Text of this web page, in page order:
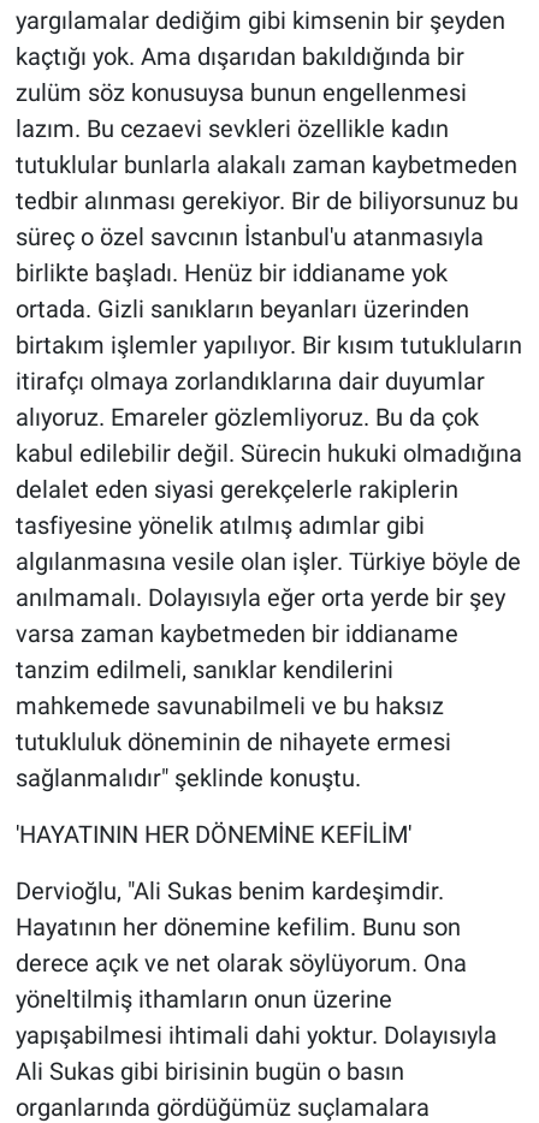
yargılamalar dediğim gibi kimsenin bir şeyden
kaçtığı yok. Ama dışarıdan bakıldığında bir
zulüm söz konusuysa bunun engellenmesi
lazım. Bu cezaevi sevkleri özellikle kadın
tutuklular bunlarla alakalı zaman kaybetmeden
tedbir alınması gerekiyor. Bir de biliyorsunuz bu
süreç o özel savcının İstanbul'u atanmasıyla
birlikte başladı. Henüz bir iddianame yok
ortada. Gizli sanıkların beyanları üzerinden
birtakım işlemler yapılıyor. Bir kısım tutukluların
itirafçı olmaya zorlandıklarına dair duyumlar
alıyoruz. Emareler gözlemliyoruz. Bu da çok
kabul edilebilir değil. Sürecin hukuki olmadığına
delalet eden siyasi gerekçelerle rakiplerin
tasfiyesine yönelik atılmış adımlar gibi
algılanmasına vesile olan işler. Türkiye böyle de
anılmamalı. Dolayısıyla eğer orta yerde bir şey
varsa zaman kaybetmeden bir iddianame
tanzim edilmeli, sanıklar kendilerini
mahkemede savunabilmeli ve bu haksız
tutukluluk döneminin de nihayete ermesi
sağlanmalıdır" şeklinde konuştu.
'HAYATININ HER DÖNEMİNE KEFİLİM'
Dervioğlu, "Ali Sukas benim kardeşimdir.
Hayatının her dönemine kefilim. Bunu son
derece açık ve net olarak söylüyorum. Ona
yöneltilmiş ithamların onun üzerine
yapışabilmesi ihtimali dahi yoktur. Dolayısıyla
Ali Sukas gibi birisinin bugün o basın
organlarında gördüğümüz suçlamalara